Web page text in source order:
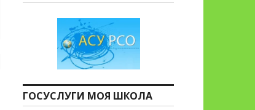
ГОСУСЛУГИ МОЯ ШКОЛА